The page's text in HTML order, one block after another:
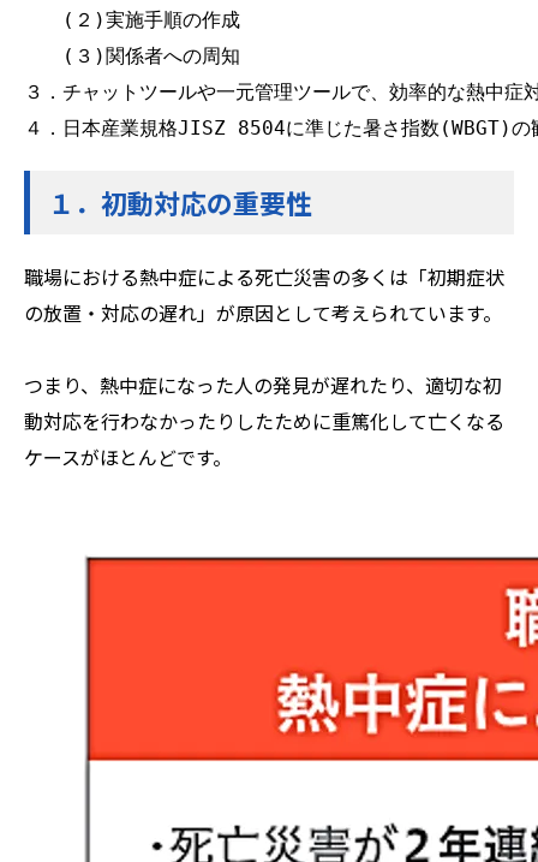
(２)実施手順の作成
(３)関係者への周知
３．チャットツールや一元管理ツールで、効率的な熱中症
４．日本産業規格JISZ 8504に準じた暑さ指数(WBGT)の
１．初動対応の重要性
職場における熱中症による死亡災害の多くは「初期症状
の放置・対応の遅れ」が原因として考えられています。
つまり、熱中症になった人の発見が遅れたり、適切な初
動対応を行わなかったりしたために重篤化して亡くなる
ケースがほとんどです。